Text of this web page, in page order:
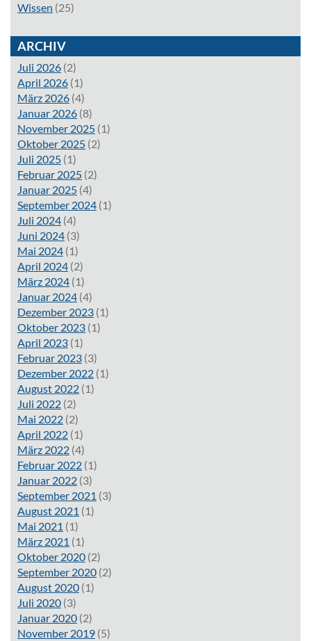
Wissen (25)
ARCHIV
Juli 2026 (2)
April 2026 (1)
März 2026 (4)
Januar 2026 (8)
November 2025 (1)
Oktober 2025 (2)
Juli 2025 (1)
Februar 2025 (2)
Januar 2025 (4)
September 2024 (1)
Juli 2024 (4)
Juni 2024 (3)
Mai 2024 (1)
April 2024 (2)
März 2024 (1)
Januar 2024 (4)
Dezember 2023 (1)
Oktober 2023 (1)
April 2023 (1)
Februar 2023 (3)
Dezember 2022 (1)
August 2022 (1)
Juli 2022 (2)
Mai 2022 (2)
April 2022 (1)
März 2022 (4)
Februar 2022 (1)
Januar 2022 (3)
September 2021 (3)
August 2021 (1)
Mai 2021 (1)
März 2021 (1)
Oktober 2020 (2)
September 2020 (2)
August 2020 (1)
Juli 2020 (3)
Januar 2020 (2)
November 2019 (5)